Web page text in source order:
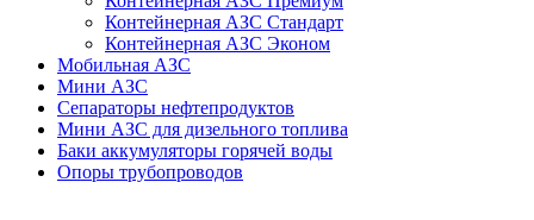
Контейнерная АЗС Стандарт
Контейнерная АЗС Эконом
Мобильная АЗС
Мини АЗС
Сепараторы нефтепродуктов
Мини АЗС для дизельного топлива
Баки аккумуляторы горячей воды
Опоры трубопроводов